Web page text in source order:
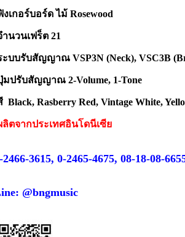
งเกอร์บอร์ด ไม้ Rosewood
ำนวนเฟร็ต 21
ะบบรับสัญญาณ VSP3N (Neck), VSC3B
มปรับสัญญาณ 2-Volume, 1-Tone
Black, Rasberry Red, Vintage White,
ลิตจากประเทศอินโดนีเซีย
2466-3615, 0-2465-4675, 08-18-08-
@bngmusic